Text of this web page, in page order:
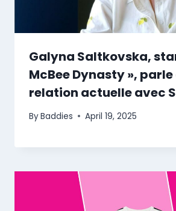
Galyna Saltkovska,
McBee Dynasty », parle
relation actuelle avec
ByBaddies April 19, 2025